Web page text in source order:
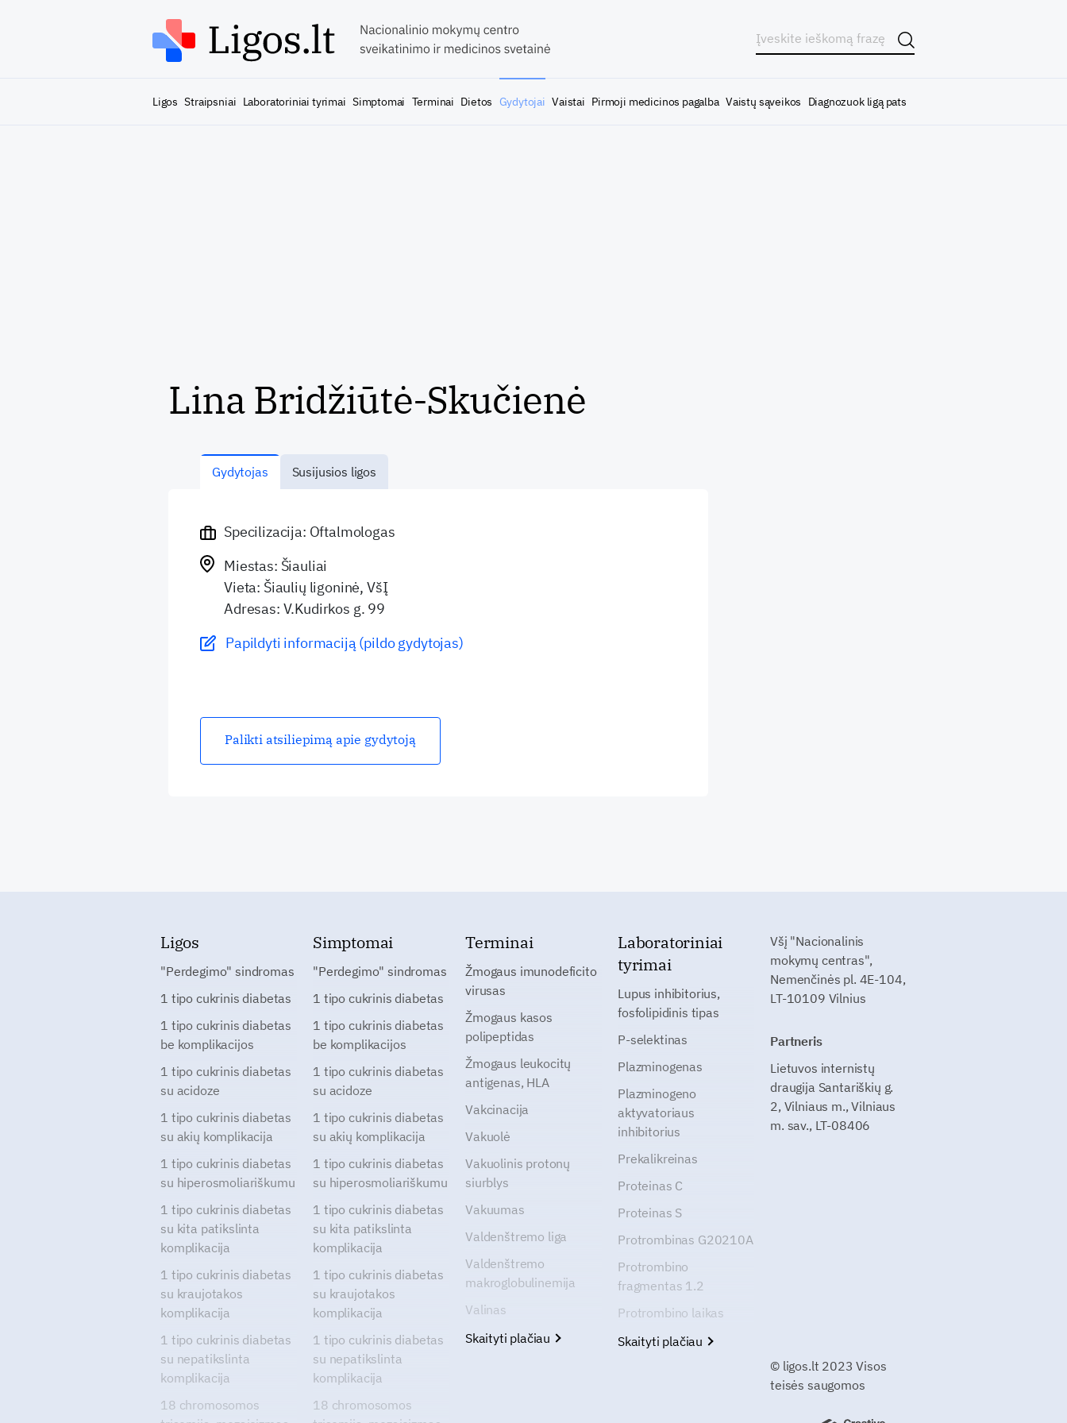
Ligos Straipsniai Laboratoriniai tyrimai Simptomai Terminai Dietos Gydytojai Vaistai Pirmoji medicinos pagalba Vaistų sąveikos Diagnozuok ligą pats
Lina Bridžiūtė-Skučienė
Gydytojas Susijusios ligos
Specilizacija: Oftalmologas
Miestas: Šiauliai
Vieta: Šiaulių ligoninė, VšĮ
Adresas: V.Kudirkos g. 99
Papildyti informaciją (pildo gydytojas)
Palikti atsiliepimą apie gydytoją
Ligos
"Perdegimo" sindromas
1 tipo cukrinis diabetas
1 tipo cukrinis diabetas
be komplikacijos
1 tipo cukrinis diabetas
su acidoze
1 tipo cukrinis diabetas
su akių komplikacija
1 tipo cukrinis diabetas
su hiperosmoliariškumu
1 tipo cukrinis diabetas
su kita patikslinta
komplikacija
1 tipo cukrinis diabetas
su kraujotakos
komplikacija
1 tipo cukrinis diabetas
su nepatikslinta
komplikacija
18 chromosomos
Simptomai
"Perdegimo" sindromas
1 tipo cukrinis diabetas
1 tipo cukrinis diabetas
be komplikacijos
1 tipo cukrinis diabetas
su acidoze
1 tipo cukrinis diabetas
su akių komplikacija
1 tipo cukrinis diabetas
su hiperosmoliariškumu
1 tipo cukrinis diabetas
su kita patikslinta
komplikacija
1 tipo cukrinis diabetas
su kraujotakos
komplikacija
1 tipo cukrinis diabetas
su nepatikslinta
komplikacija
18 chromosomos
Terminai
Žmogaus imunodeficito
virusas
Žmogaus kasos
polipeptidas
Žmogaus leukocitų
antigenas, HLA
Vakcinacija
Vakuolė
Vakuolinis protonų
siurblys
Vakuumas
Valdenštremo liga
Valdenštremo
makroglobulinemija
Valinas
Skaityti plačiau
Laboratoriniai
tyrimai
Lupus inhibitorius,
fosfolipidinis tipas
P-selektinas
Plazminogenas
Plazminogeno
aktyvatoriaus
inhibitorius
Prekalikreinas
Proteinas C
Proteinas S
Protrombinas G20210A
Protrombino
fragmentas 1.2
Protrombino laikas
Skaityti plačiau
Všį "Nacionalinis
mokymų centras",
Nemenčinės pl. 4E-104,
LT-10109 Vilnius
Partneris
Lietuvos internistų
draugija Santariškių g.
2, Vilniaus m., Vilniaus
m. sav., LT-08406
© ligos.lt 2023 Visos
teisės saugomos